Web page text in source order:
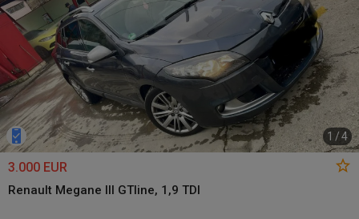
1 /4
3.000 EUR
Renault Megane III GTline, 1,9 TDI